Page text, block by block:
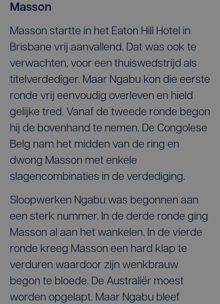
Masson
Masson startte in het Eaton Hill Hotel in
Brisbane vrij aanvallend. Dat was ook te
verwachten, voor een thuiswedstrijd als
titelverdediger. Maar Ngabu kon die eerste
ronde vrij eenvoudig overleven en hield
gelijke tred. Vanaf de tweede ronde begon
hij de bovenhand te nemen. De Congolese
Belg nam het midden van de ring en
dwong Masson met enkele
slagencombinaties in de verdediging.
Sloopwerken Ngabu was begonnen aan
een sterk nummer. In de derde ronde ging
Masson al aan het wankelen. In de vierde
ronde kreeg Masson een hard klap te
verduren waardoor zijn wenkbrauw
begon te bloede. De Australiër moest
worden opgelapt. Maar Ngabu bleef